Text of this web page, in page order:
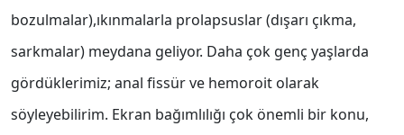
bozulmalar),ıkınmalarla prolapsuslar (dışarı çıkma,
sarkmalar) meydana geliyor. Daha çok genç yaşlarda
gördüklerimiz; anal fissür ve hemoroit olarak
söyleyebilirim. Ekran bağımlılığı çok önemli bir konu,